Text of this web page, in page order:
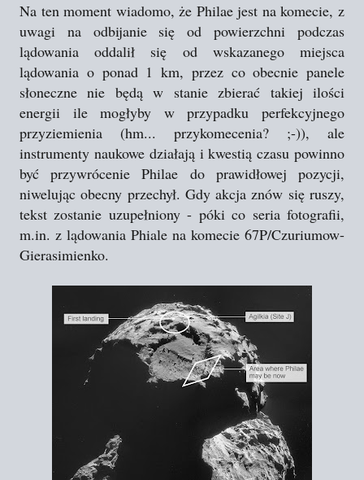
Na ten moment wiadomo, że Philae jest na komecie, z
uwagi na odbijanie się od powierzchni podczas
lądowania oddalił się od wskazanego miejsca
lądowania o ponad 1 km, przez co obecnie panele
słoneczne nie będą w stanie zbierać takiej ilości
energii ile mogłyby w przypadku perfekcyjnego
przyziemienia (hm... przykomecenia? ;-)), ale
instrumenty naukowe działają i kwestią czasu powinno
być przywrócenie Philae do prawidłowej pozycji,
niwelując obecny przechył. Gdy akcja znów się ruszy,
tekst zostanie uzupełniony - póki co seria fotografii,
m.in. z lądowania Phiale na komecie 67P/Czuriumow-
Gierasimienko.